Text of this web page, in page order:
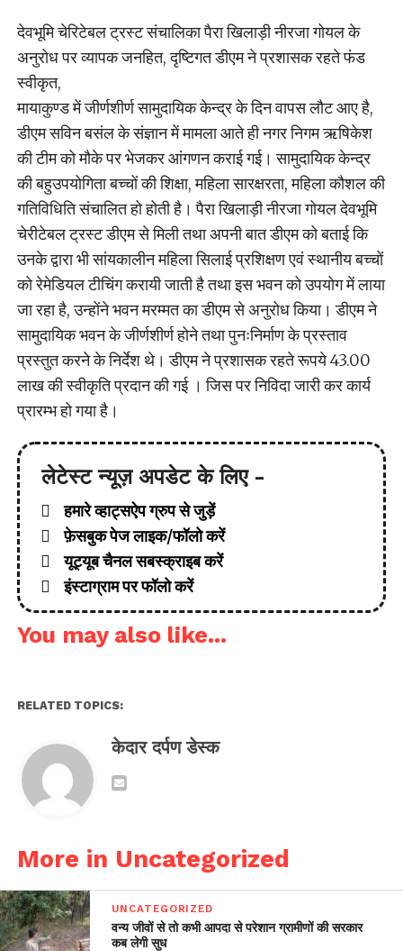
देवभूमि चेरिटेबल ट्रस्ट संचालिका पैरा खिलाड़ी नीरजा गोयल के
अनुरोध पर व्यापक जनहित, दृष्टिगत डीएम ने प्रशासक रहते फंड
स्वीकृत,
मायाकुण्ड में जीर्णशीर्ण सामुदायिक केन्द्र के दिन वापस लौट आए है,
डीएम सविन बसंल के संज्ञान में मामला आते ही नगर निगम ऋषिकेश
की टीम को मौके पर भेजकर आंगणन कराई गई। सामुदायिक केन्द्र
की बहुउपयोगिता बच्चों की शिक्षा, महिला सारक्षरता, महिला कौशल की
गतिविधिति संचालित हो होती है। पैरा खिलाड़ी नीरजा गोयल देवभूमि
चेरीटेबल ट्रस्ट डीएम से मिली तथा अपनी बात डीएम को बताई कि
उनके द्वारा भी सांयकालीन महिला सिलाई प्रशिक्षण एवं स्थानीय बच्चों
को रेमेडियल टीचिंग करायी जाती है तथा इस भवन को उपयोग में लाया
जा रहा है, उन्होंने भवन मरम्मत का डीएम से अनुरोध किया। डीएम ने
सामुदायिक भवन के जीर्णशीर्ण होने तथा पुनःनिर्माण के प्रस्ताव
प्रस्तुत करने के निर्देश थे। डीएम ने प्रशासक रहते रूपये 43.00
लाख की स्वीकृति प्रदान की गई । जिस पर निविदा जारी कर कार्य
प्रारम्भ हो गया है।
लेटेस्ट न्यूज़ अपडेट के लिए -
हमारे व्हाट्सऐप ग्रुप से जुड़ें
फ़ेसबुक पेज लाइक/फॉलो करें
यूट्यूब चैनल सबस्क्राइब करें
इंस्टाग्राम पर फॉलो करें
You may also like...
RELATED TOPICS:
केदार दर्पण डेस्क
More in Uncategorized
UNCATEGORIZED
वन्य जीवों से तो कभी आपदा से परेशान ग्रामीणों की सरकार
कब लेगी सुध